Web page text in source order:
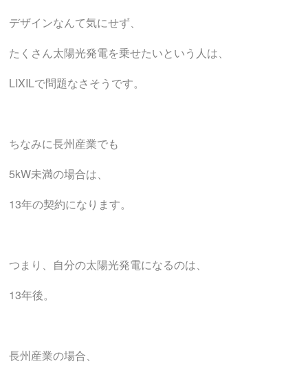
デザインなんて気にせず、
たくさん太陽光発電を乗せたいという人は、
LIXILで問題なさそうです。
ちなみに長州産業でも
5kW未満の場合は、
13年の契約になります。
つまり、自分の太陽光発電になるのは、
13年後。
長州産業の場合、